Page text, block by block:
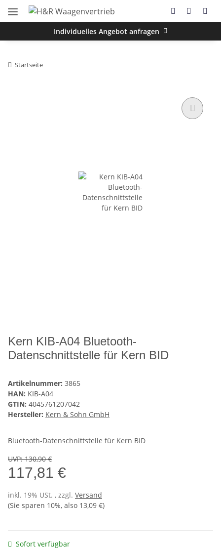
Individuelles Angebot anfragen
Startseite
Kern KIB-A04 Bluetooth-
Datenschnittstelle für Kern BID
Artikelnummer: 3865
HAN: KIB-A04
GTIN: 4045761207042
Hersteller: Kern & Sohn GmbH
Bluetooth-Datenschnittstelle für Kern BID
UVP:130,90 €
117,81 €
inkl. 19% USt. , zzgl. Versand
(Sie sparen 10%, also 13,09 €)
Sofort verfügbar